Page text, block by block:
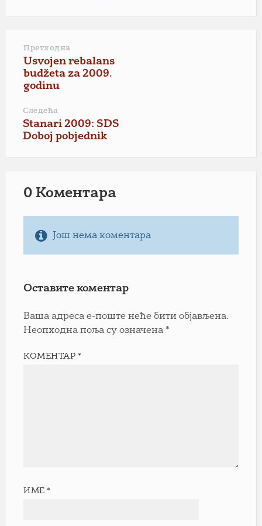
Претходна
Usvojen rebalans
budžeta za 2009.
godinu
Следећа
Stanari 2009: SDS
Doboj pobjednik
0 Коментарa
Још нема коментара
Оставите коментар
Ваша адреса е-поште неће бити објављена.
Неопходна поља су означена *
КОМЕНТАР*
ИМЕ*